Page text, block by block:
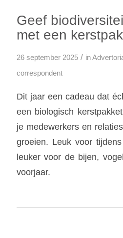
Geef
met een
26 september 2025 / in
correspondent
Dit jaar een cadeau dat
een biologisch
je medewerkers en
groeien. Leuk voor
leuker voor de bijen,
voorjaar.